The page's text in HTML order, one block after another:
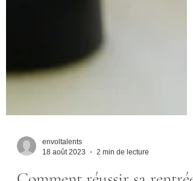
18 août 2023
2 min de lecture